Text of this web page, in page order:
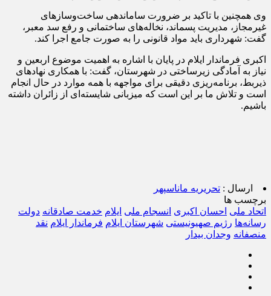
وی همچنین با تاکید بر ضرورت ساماندهی ساخت‌وسازهای
غیرمجاز، مدیریت پسماند، نخاله‌های ساختمانی و رفع سد معبر،
گفت: شهرداری باید مواد قانونی را به صورت جامع اجرا کند.
اکبری فرماندار ایلام در پایان با اشاره به اهمیت موضوع اربعین و
نیاز به آمادگی زیرساختی در شهرستان، گفت: با همکاری نهادهای
ذیربط، برنامه‌ریزی دقیقی برای مواجهه با همه موارد در حال انجام
است و تلاش ما بر این است که میزبانی شایسته‌ای از زائران داشته
باشیم.
ارسال : تحریریه ماناسپهر
برچسب ها
اتحاد ملی احسان اکبری انسجام ملی ایلام خدمت صادقانه دولت
رسانه‌ها رژیم صهیونیستی شهرستان ایلام فرماندار ایلام نقد
منصفانه وجدان بیدار